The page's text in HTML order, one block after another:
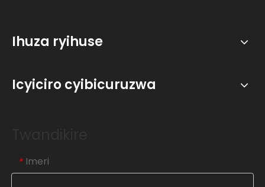
Ihuza ryihuse
Icyiciro cyibicuruzwa
* Imeri